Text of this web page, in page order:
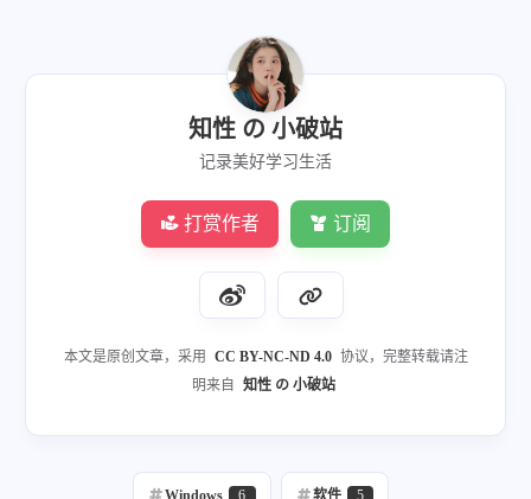
知性 の 小破站
记录美好学习生活
打赏作者 订阅
本文是原创文章，采用 CC BY-NC-ND 4.0 协议，完整转载请注
明来自 知性 の 小破站
Windows 6 软件 5